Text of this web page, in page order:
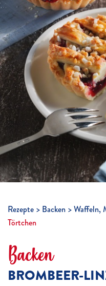
Rezepte Backen Waffeln,
Törtchen
Backen
BROMBEER-